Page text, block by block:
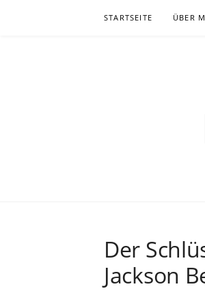
STARTSEITE ÜBER
Der
Jackson